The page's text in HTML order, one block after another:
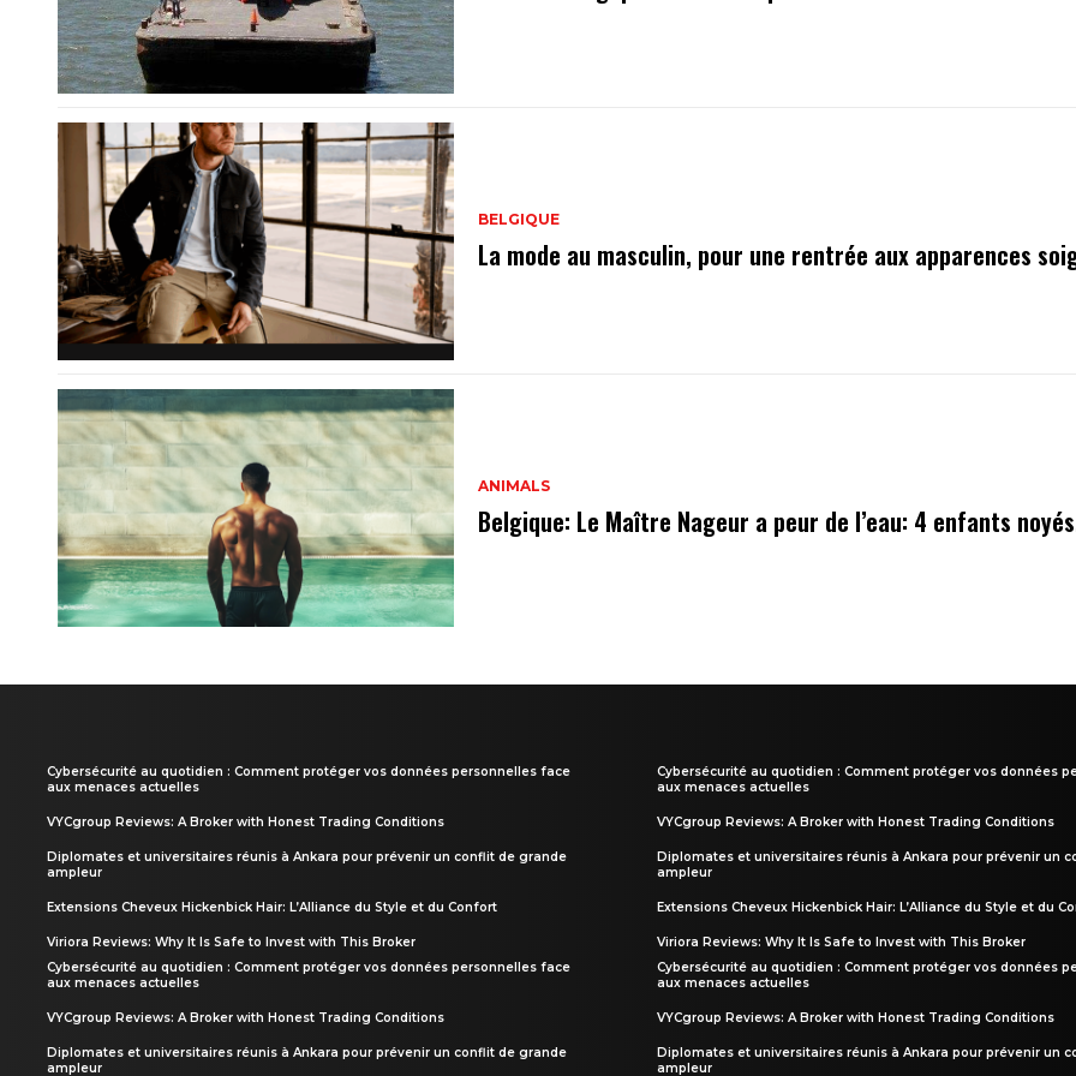
BELGIQUE
La mode au masculin, pour une rentrée aux apparences
ANIMALS
Belgique: Le Maître Nageur a peur de l’eau: 4 enfants
Cybersécurité au quotidien : Comment protéger vos données personnelles face
aux menaces actuelles
VYCgroup Reviews: A Broker with Honest Trading Conditions
Diplomates et universitaires réunis à Ankara pour prévenir un conflit de grande
ampleur
Extensions Cheveux Hickenbick Hair: L’Alliance du Style et du Confort
Viriora Reviews: Why It Is Safe to Invest with This Broker
Cybersécurité au quotidien : Comment protéger vos données personnelles face
aux menaces actuelles
VYCgroup Reviews: A Broker with Honest Trading Conditions
Diplomates et universitaires réunis à Ankara pour prévenir un conflit de grande
ampleur
Cybersécurité au quotidien : Comment protéger vos données
aux menaces actuelles
VYCgroup Reviews: A Broker with Honest Trading Conditions
Diplomates et universitaires réunis à Ankara pour prévenir un
ampleur
Extensions Cheveux Hickenbick Hair: L’Alliance du Style et du
Viriora Reviews: Why It Is Safe to Invest with This Broker
Cybersécurité au quotidien : Comment protéger vos données
aux menaces actuelles
VYCgroup Reviews: A Broker with Honest Trading Conditions
Diplomates et universitaires réunis à Ankara pour prévenir un
ampleur